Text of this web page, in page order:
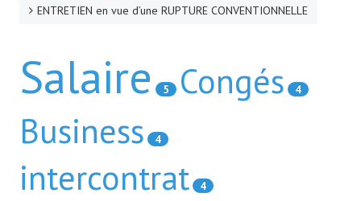
ENTRETIEN en vue d’une RUPTURE CONVENTIONNELLE
Salaire 5 Congés 4
Business 4
intercontrat 4